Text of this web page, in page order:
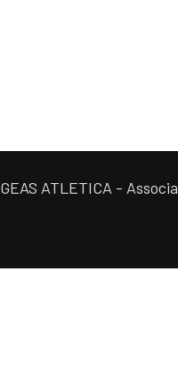
GEAS ATLETICA -